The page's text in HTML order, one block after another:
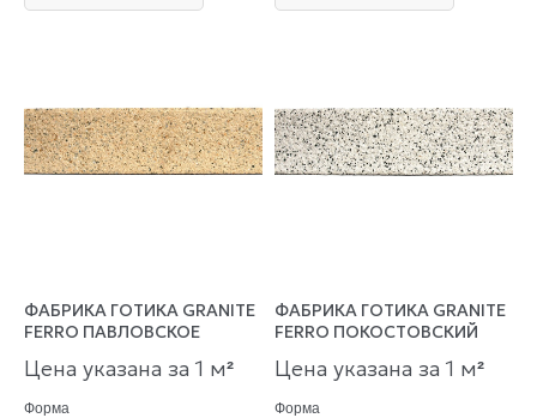
ФАБРИКА ГОТИКА GRANITE
FERRO ПАВЛОВСКОЕ
Цена указана за 1 м²
Форма
ФАБРИКА ГОТИКА GRANITE
FERRO ПОКОСТОВСКИЙ
Цена указана за 1 м²
Форма